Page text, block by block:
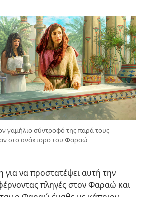
γαμήλιο σύντροφό της παρά τους
στο ανάκτορο του Φαραώ
να προστατέψει αυτή την
πληγές στον Φαραώ και